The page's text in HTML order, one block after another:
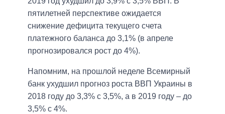
пятилетней перспективе ожидается
снижение дефицита текущего счета
платежного баланса до 3,1% (в апреле
прогнозировался рост до 4%).
Напомним, на прошлой неделе Всемирный
банк ухудшил прогноз роста ВВП Украины в
2018 году до 3,3% с 3,5%, а в 2019 году – до
3,5% с 4%.